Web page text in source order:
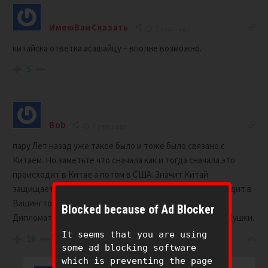
ИмеюВамСказать
китайска ответка асашайцу – вполне возможно.
5
Bob
пару Лет назад уже такое было и тоже было связано с
Китаем. Но заметьте что сначала как и тогда сначала это
происходит в Китае а потом в США. Значит Китай
защищается и отвечает. Понятно всем что Агрессор сидит в
Вашингтоне. Если Дело дошло до Диверсий то значит
Дипломатия уже не работает, и скоро будут говорить Пушки.
18
Blocked because of Ad Blocker
It seems that you are using
some ad blocking software
which is preventing the page